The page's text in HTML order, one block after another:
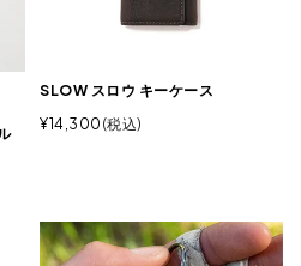
SLOW スロウ キーケース
¥14,300 税込